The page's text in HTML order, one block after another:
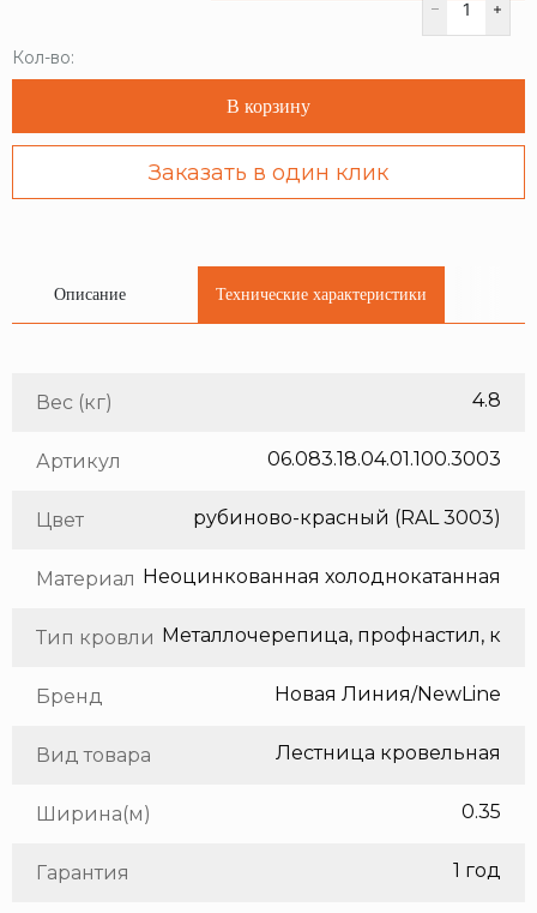
Кол-во:
В корзину
Заказать в один клик
Описание Технические характеристики
Вес (кг) 4.8
Артикул 06.083.18.04.01.100.3003
Цвет рубиново-красный (RAL 3003)
Материал
Тип кровли
Бренд Новая Линия/NewLine
Вид товара Лестница кровельная
Ширина(м) 0.35
Гарантия 1 год